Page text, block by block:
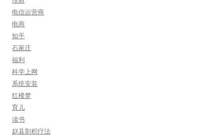
电信运营商
电商
知乎
石家庄
福利
科学上网
系统安装
红楼梦
育儿
读书
赵县割积疗法